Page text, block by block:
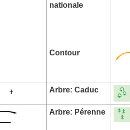
nationale
Contour
Arbre: Caduc
Arbre: Pérenne